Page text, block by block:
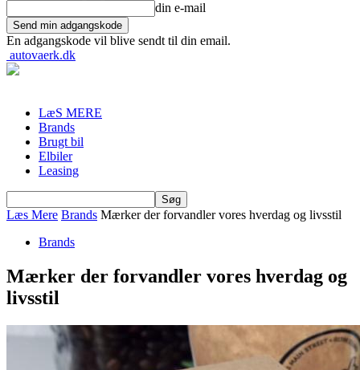
din e-mail
En adgangskode vil blive sendt til din email.
autovaerk.dk
LæS MERE
Brands
Brugt bil
Elbiler
Leasing
Læs Mere Brands Mærker der forvandler vores hverdag og livsstil
Brands
Mærker der forvandler vores hverdag og
livsstil